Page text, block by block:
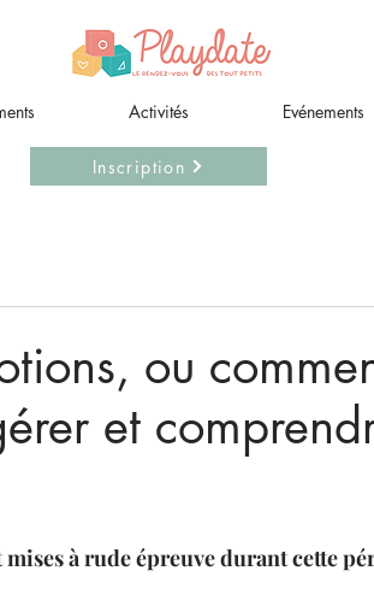
Activités Evénements
Inscription
ou
et
à rude épreuve durant cette